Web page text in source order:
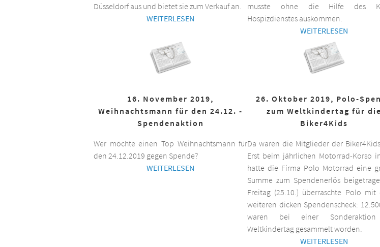
Düsseldorf aus und bietet sie zum Verkauf an.
WEITERLESEN
musste ohne die Hilfe des
Hospizdienstes auskommen.
WEITERLESEN
16. November 2019,
Weihnachtsmann für den 24.12. -
Spendenaktion
Wer möchte einen Top Weihnachtsmann für
den 24.12.2019 gegen Spende?
WEITERLESEN
26. Oktober 2019, Polo-
zum Weltkindertag für die
Biker4Kids
Da waren die Mitglieder der
Erst beim jährlichen Motorrad-Korso
hatte die Firma Polo Motorrad eine
Summe zum Spendenerlös
Freitag (25.10.) überraschte Polo mit
weiteren dicken Spendenscheck:
waren bei einer
Weltkindertag gesammelt worden.
WEITERLESEN